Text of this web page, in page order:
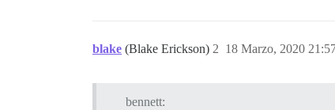
blake (Blake Erickson) 18 Marzo, 2020
2
bennett: